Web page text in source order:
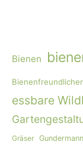
Bienen
essbare
Gräser Gundermann